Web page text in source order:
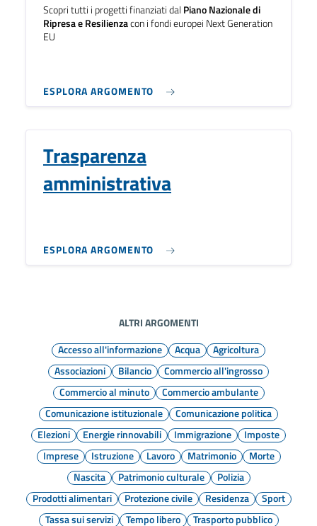
Scopri tutti i progetti finanziati dal Piano Nazionale di
Ripresa e Resilienzacon i fondi europei Next Generation
EU
ESPLORA ARGOMENTO
Trasparenza
amministrativa
ESPLORA ARGOMENTO
ALTRI ARGOMENTI
Accesso all'informazione
Acqua
Agricoltura
Associazioni
Bilancio
Commercio all'ingrosso
Commercio al minuto
Commercio ambulante
Comunicazione istituzionale
Comunicazione politica
Elezioni
Energie rinnovabili Immigrazione
Imposte
Imprese
Istruzione Lavoro Matrimonio
Morte
Nascita
Patrimonio culturale
Polizia
Prodotti alimentari
Protezione civile Residenza
Sport
Tassa sui servizi
Tempo libero Trasporto pubblico